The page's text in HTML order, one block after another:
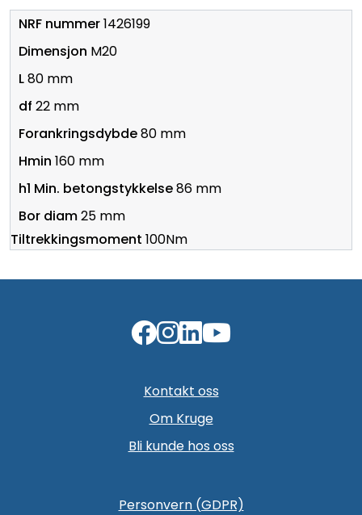
1426199
M20
80 mm
22 mm
80 mm
160 mm
86 mm
25 mm
100Nm
Kontakt oss
Om Kruge
Bli kunde hos oss
Personvern (GDPR)